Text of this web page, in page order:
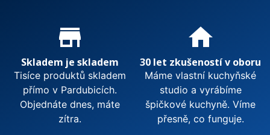
Proč nakupovat u nás?
store_mall_directory
Skladem je skladem
Tisíce produktů skladem
přímo v Pardubicích.
Objednáte dnes, máte
zítra.
home
30 let zkušeností v oboru
Máme vlastní kuchyňské
studio a vyrábíme
špičkové kuchyně. Víme
přesně, co funguje.